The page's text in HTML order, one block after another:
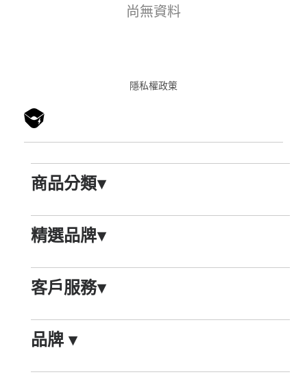
尚無資料
隱私權政䇿
商品分類▾
精選品牌▾
客戶服務▾
品牌▾